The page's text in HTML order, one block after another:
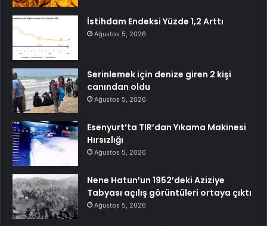
İstihdam Endeksi Yüzde 1,2 Arttı
Ağustos 5, 2026
Serinlemek için denize giren 2 kişi
canından oldu
Ağustos 5, 2026
Esenyurt’ta TIR’dan Yıkama Makinesi
Hırsızlığı
Ağustos 5, 2026
Nene Hatun’un 1952’deki Aziziye
Tabyası açılış görüntüleri ortaya çıktı
Ağustos 5, 2026